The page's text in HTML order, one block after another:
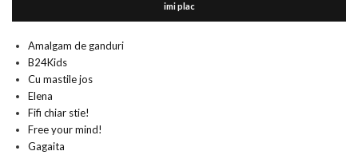
imi plac
Amalgam de ganduri
B24Kids
Cu mastile jos
Elena
Fifi chiar stie!
Free your mind!
Gagaita